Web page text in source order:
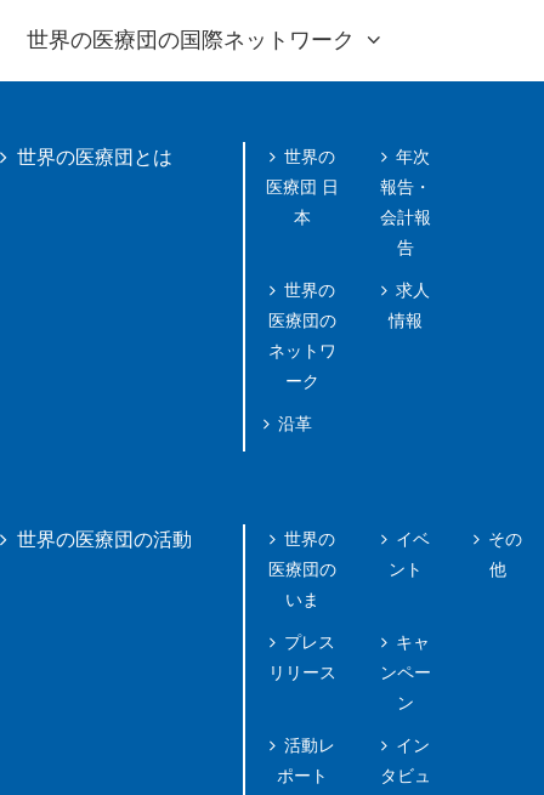
世界の医療団の国際ネットワーク
世界の医療団とは
世界の
医療団 日
本
世界の
医療団の
ネットワ
ーク
沿革
年次
報告・
会計報
告
求人
情報
世界の医療団の活動
世界の
医療団の
いま
プレス
リリース
活動レ
ポート
イベ
ント
キャ
ンペー
ン
イン
タビュ
その
他